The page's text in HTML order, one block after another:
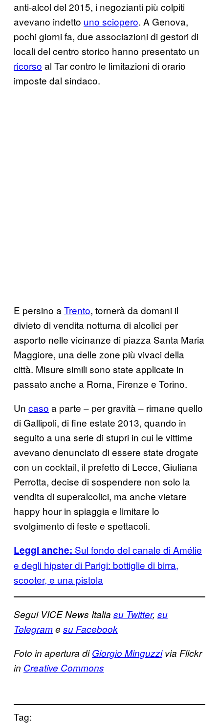
anti-alcol del 2015, i negozianti più colpiti
avevano indetto uno sciopero. A Genova,
pochi giorni fa, due associazioni di gestori di
locali del centro storico hanno presentato un
ricorso al Tar contro le limitazioni di orario
imposte dal sindaco.
E persino a Trento, tornerà da domani il
divieto di vendita notturna di alcolici per
asporto nelle vicinanze di piazza Santa Maria
Maggiore, una delle zone più vivaci della
città. Misure simili sono state applicate in
passato anche a Roma, Firenze e Torino.
Un caso a parte – per gravità – rimane quello
di Gallipoli, di fine estate 2013, quando in
seguito a una serie di stupri in cui le vittime
avevano denunciato di essere state drogate
con un cocktail, il prefetto di Lecce, Giuliana
Perrotta, decise di sospendere non solo la
vendita di superalcolici, ma anche vietare
happy hour in spiaggia e limitare lo
svolgimento di feste e spettacoli.
Leggi anche: Sul fondo del canale di Amélie
e degli hipster di Parigi: bottiglie di birra,
scooter, e una pistola
Segui VICE News Italia su Twitter, su
Telegrame su Facebook
Foto in apertura diGiorgio Minguzzivia Flickr
in Creative Commons
Tag: